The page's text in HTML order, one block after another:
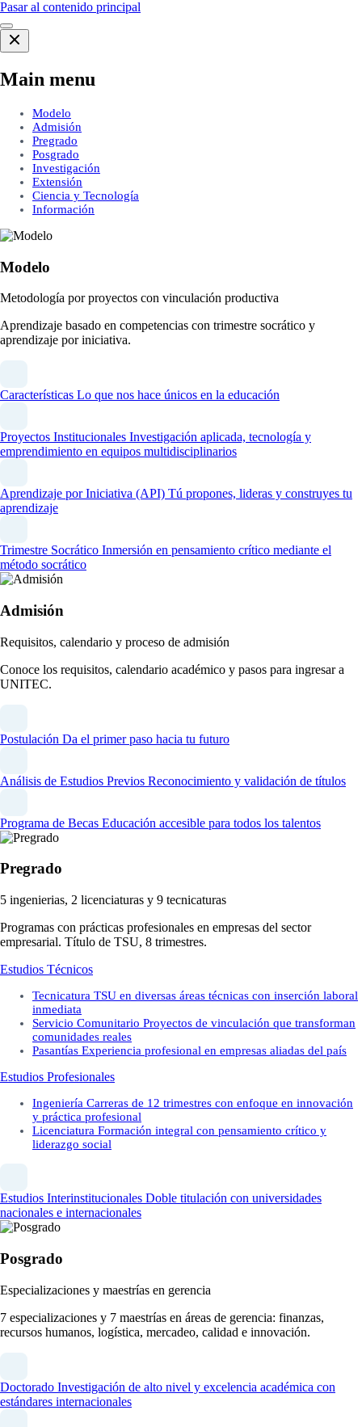
Pasar al contenido principal
Main menu
Modelo
Admisión
Pregrado
Posgrado
Investigación
Extensión
Ciencia y Tecnología
Información
Modelo
Metodología por proyectos con vinculación productiva
Aprendizaje basado en competencias con trimestre socrático y
aprendizaje por iniciativa.
Características Lo que nos hace únicos en la educación
Proyectos Institucionales Investigación aplicada, tecnología y
emprendimiento en equipos multidisciplinarios
Aprendizaje por Iniciativa (API) Tú propones, lideras y construyes tu
aprendizaje
Trimestre Socrático Inmersión en pensamiento crítico mediante el
método socrático
Admisión
Requisitos, calendario y proceso de admisión
Conoce los requisitos, calendario académico y pasos para ingresar a
UNITEC.
Postulación Da el primer paso hacia tu futuro
Análisis de Estudios Previos Reconocimiento y validación de títulos
Programa de Becas Educación accesible para todos los talentos
Pregrado
5 ingenierias, 2 licenciaturas y 9 tecnicaturas
Programas con prácticas profesionales en empresas del sector
empresarial. Título de TSU, 8 trimestres.
Estudios Técnicos
Tecnicatura TSU en diversas áreas técnicas con inserción laboral
inmediata
Servicio Comunitario Proyectos de vinculación que transforman
comunidades reales
Pasantías Experiencia profesional en empresas aliadas del país
Estudios Profesionales
Ingeniería Carreras de 12 trimestres con enfoque en innovación
y práctica profesional
Licenciatura Formación integral con pensamiento crítico y
liderazgo social
Estudios Interinstitucionales Doble titulación con universidades
nacionales e internacionales
Posgrado
Especializaciones y maestrías en gerencia
7 especializaciones y 7 maestrías en áreas de gerencia: finanzas,
recursos humanos, logística, mercadeo, calidad e innovación.
Doctorado Investigación de alto nivel y excelencia académica con
estándares internacionales